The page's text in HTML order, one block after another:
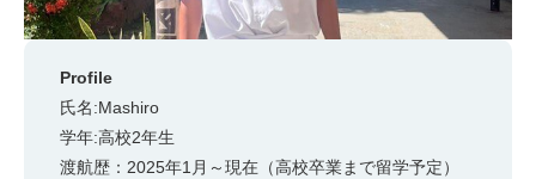
Profile
氏名:Mashiro
学年:高校2年生
渡航歴：2025年1月～現在（高校卒業まで留学予定）